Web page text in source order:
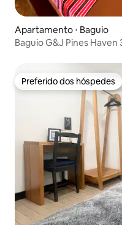
Apartamento ⋅ Baguio
Baguio G&J Pines
Preferido dos hóspedes
Preferido dos hóspedes